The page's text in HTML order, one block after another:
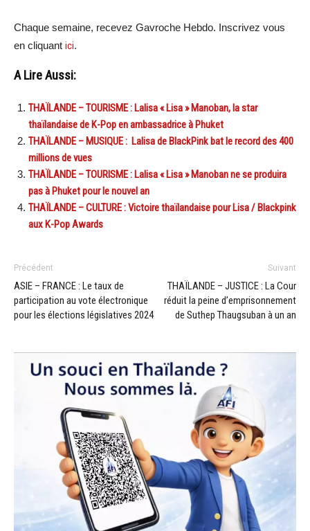
Chaque semaine, recevez Gavroche Hebdo. Inscrivez vous
en cliquant ici.
A Lire Aussi:
THAÏLANDE – TOURISME : Lalisa « Lisa » Manoban, la star
thaïlandaise de K-Pop en ambassadrice à Phuket
THAÏLANDE – MUSIQUE : Lalisa de BlackPink bat le record des 400
millions de vues
THAÏLANDE – TOURISME : Lalisa « Lisa » Manoban ne se produira
pas à Phuket pour le nouvel an
THAÏLANDE – CULTURE : Victoire thaïlandaise pour Lisa / Blackpink
aux K-Pop Awards
Précédent
ASIE – FRANCE : Le taux de
participation au vote électronique
pour les élections législatives 2024
Suivant
THAÏLANDE – JUSTICE : La Cour
réduit la peine d’emprisonnement
de Suthep Thaugsuban à un an